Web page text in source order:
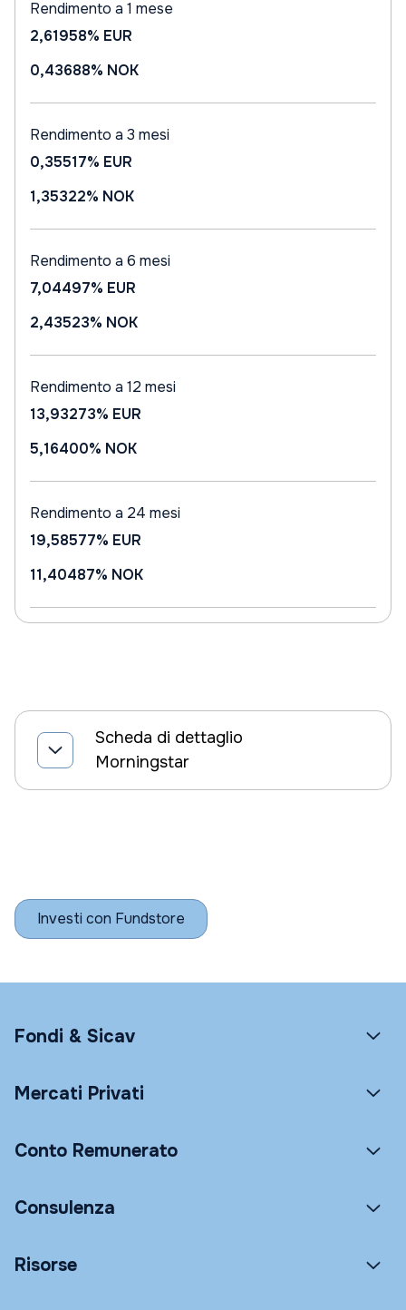
Rendimento a 1 mese
2,61958% EUR
0,43688% NOK
Rendimento a 3 mesi
0,35517% EUR
1,35322% NOK
Rendimento a 6 mesi
7,04497% EUR
2,43523% NOK
Rendimento a 12 mesi
13,93273% EUR
5,16400% NOK
Rendimento a 24 mesi
19,58577% EUR
11,40487% NOK
Scheda di dettaglio
Morningstar
Investi con Fundstore
Fondi & Sicav
Mercati Privati
Conto Remunerato
Consulenza
Risorse